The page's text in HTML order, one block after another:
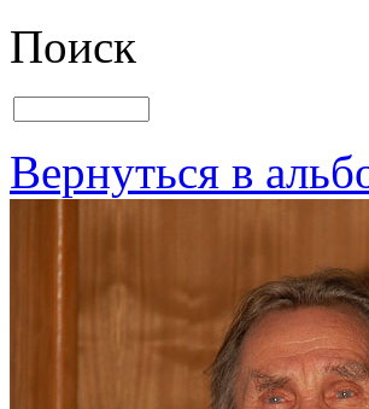
Поиск
Вернуться в